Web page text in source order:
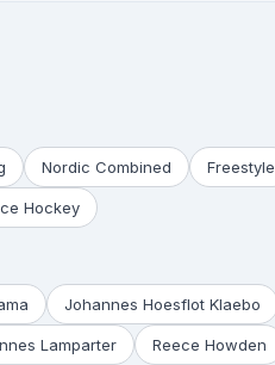
Nordic Combined Freestyle
Hockey
Johannes Hoesflot Klaebo
Lamparter Reece Howden